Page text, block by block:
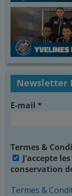
Newsletter
E-mail*
Termes &
J'accepte
conservation
Termes &